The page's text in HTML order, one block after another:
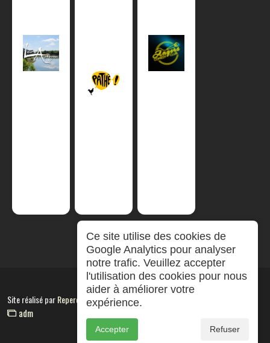
Site réalisé parRepereCom
adm
Ce site utilise des cookies de
Google Analytics pour analyser
notre trafic. Veuillez accepter
l'utilisation des cookies pour nous
aider à améliorer votre
expérience.
Accepter Refuser